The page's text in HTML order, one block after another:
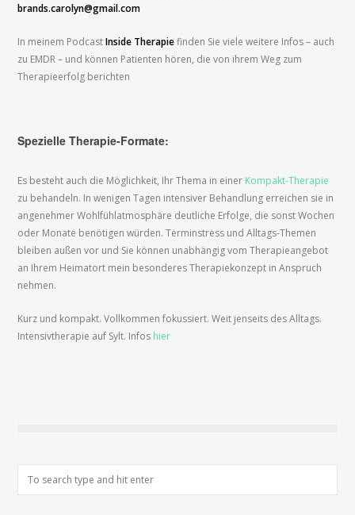
brands.carolyn@gmail.com
In meinem PodcastInside Therapie finden Sie viele weitere Infos – auch
zu EMDR – und können Patienten hören, die von ihrem Weg zum
Therapieerfolg berichten
Spezielle Therapie-Formate:
Es besteht auch die Möglichkeit, Ihr Thema in einer Kompakt-Therapie
zu behandeln. In wenigen Tagen intensiver Behandlung erreichen sie in
angenehmer Wohlfühlatmosphäre deutliche Erfolge, die sonst Wochen
oder Monate benötigen würden. Terminstress und Alltags-Themen
bleiben außen vor und Sie können unabhängig vom Therapieangebot
an Ihrem Heimatort mein besonderes Therapiekonzept in Anspruch
nehmen.
Kurz und kompakt. Vollkommen fokussiert. Weit jenseits des Alltags.
Intensivtherapie auf Sylt. Infos hier